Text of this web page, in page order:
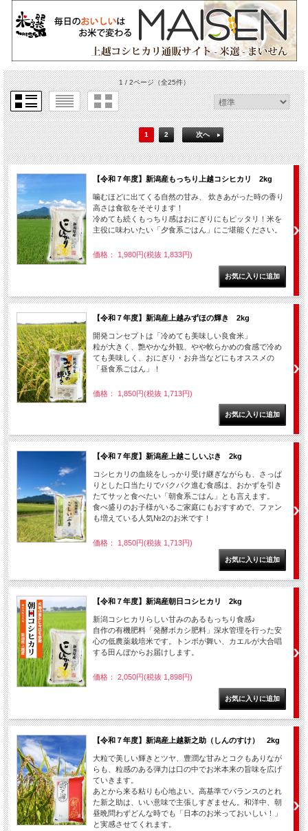
1 / 2ページ（全25件）
1 2 次へ
【令和７年度】新潟産もっちり上越コシヒカリ 2kg
噛むほどに出てくる自然の甘み、 炊きあがった時の香り
高さは食欲をそそります！
冷めても続くもっちり感はおにぎりにもピッタリ！米を
主役に味わいたい「夕食系ごはん」にご堪能ください。
価格： 1,980円(税抜 1,833円)
【令和７年度】新潟産上越みずほの輝き 2kg
開発コンセプトは「冷めても美味しい良食米」
粒が大きく、艶やかな外観、やや軟らかめの食感で冷め
ても美味しく、おにぎり・お弁当などにもオススメの
「昼食系ごはん」！
価格： 1,850円(税抜 1,713円)
【令和７年度】新潟産上越こしいぶき 2kg
コシヒカリの血統をしっかり受け継ぎながらも、さっぱ
りとした口当たりでパクパク進む食感は、おかずを引き
たてサッと食べたい「朝食系ごはん」とも言えます。
食べ盛りのお子様がいるご家庭にもおすすめで、ファン
も増えている人気№2のお米です！
価格： 1,850円(税抜 1,713円)
【令和７年度】新潟産朝日コシヒカリ 2kg
新潟コシヒカリらしい甘みのあるもっちり食感♪
自作の有機肥料「発酵ボカシ肥料」深水管理を行った安
心の低農薬栽培米です。トンボが舞い、カエルが大合唱
する田んぼからお届けします。
価格： 2,050円(税抜 1,898円)
【令和７年度】新潟産上越新之助（しんのすけ） 2kg
大粒で美しい輝きとツヤ、豊潤な甘みとコクもありなが
らも、粒感のある弾力は口の中でお米本来の旨味を広げ
ていきます。
あとから来る粘りも心地よい。高基準でバランスのとれ
た新之助は、いい意味で主張しすぎません。和洋中、朝
昼晩問わずどんな時でも「日本のお米っておいしい！」
と実感させてくれます。